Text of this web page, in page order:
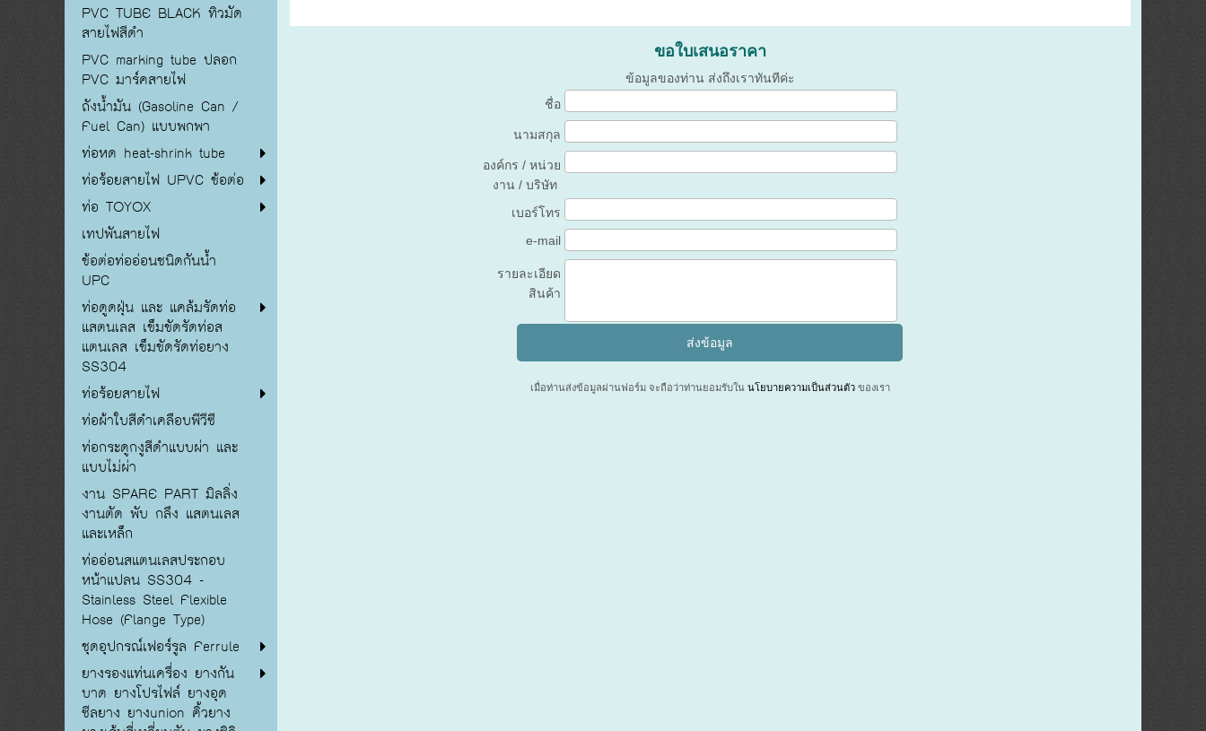
PVC TUBE BLACK ทิวมัด
สายไฟสีดำ
PVC marking tube ปลอก
PVC มาร์คสายไฟ
ถังน้ำมัน (Gasoline Can /
Fuel Can) แบบพกพา
ท่อหด heat-shrink tube
ท่อร้อยสายไฟ UPVC ข้อต่อ
ท่อ TOYOX
เทปพันสายไฟ
ข้อต่อท่ออ่อนชนิดกันน้ำ
UPC
ท่อดูดฝุ่น และ แคล้มรัดท่อ
แสตนเลส เข็มขัดรัดท่อส
แตนเลส เข็มขัดรัดท่อยาง
SS304
ท่อร้อยสายไฟ
ท่อผ้าใบสีดำเคลือบพีวีซี
ท่อกระดูกงูสีดำแบบผ่า และ
แบบไม่ผ่า
งาน SPARE PART มิลลิ่ง
งานตัด พับ กลึง แสตนเลส
และเหล็ก
ท่ออ่อนสแตนเลสประกอบ
หน้าแปลน SS304 -
Stainless Steel Flexible
Hose (Flange Type)
ชุดอุปกรณ์เฟอร์รูล Ferrule
ยางรองแท่นเครื่อง ยางกัน
บาด ยางโปรไฟล์ ยางอุด
ซีลยาง ยางunion คิ้วยาง
ขอใบเสนอราคา
ข้อมูลของท่าน ส่งถึงเราทันทีค่ะ
ชื่อ
นามสกุล
องค์กร / หน่วย
งาน / บริษัท
เบอร์โทร
e-mail
รายละเอียด
สินค้า
เมื่อท่านส่งข้อมูลผ่านฟอร์ม จะถือว่าท่านยอมรับในนโยบายความเป็นส่วนตัว ของเรา